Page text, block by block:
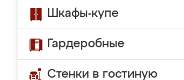
Шкафы-купе
Гардеробные
Стенки в гостиную